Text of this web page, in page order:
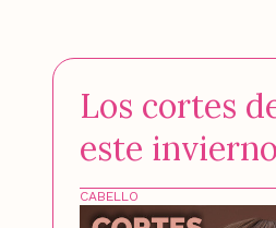
CABELLO
Los cortes
este invierno